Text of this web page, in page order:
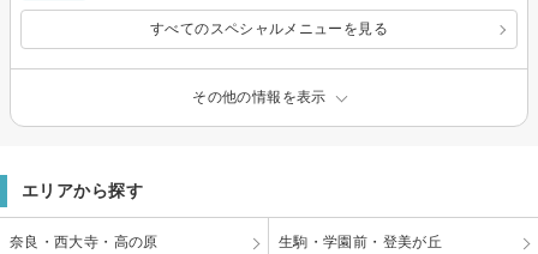
すべてのスペシャルメニューを見る
その他の情報を表示
エリアから探す
奈良・西大寺・高の原 生駒・学園前・登美が丘